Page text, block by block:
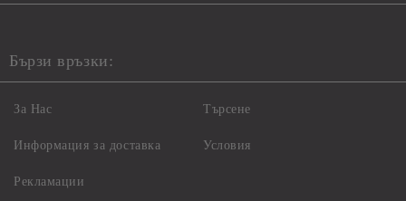
Бързи връзки:
За Нас
Информация за доставка
Рекламации
Търсене
Условия